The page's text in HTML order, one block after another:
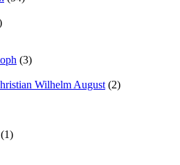
(3)
Wilhelm August (2)
(1)